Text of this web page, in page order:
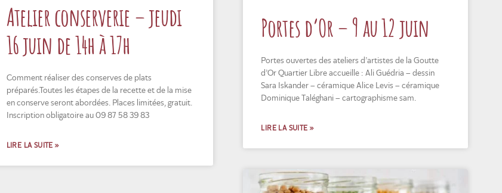
Portes d’Or – 9 au 12 juin
Portes ouvertes des ateliers d’artistes de la Goutte
d’Or Quartier Libre accueille : Ali Guédria – dessin
Sara Iskander – céramique Alice Levis – céramique
Dominique Taléghani – cartographisme sam.
LIRE LA SUITE »
Atelier conserverie – jeudi
16 juin de 14h à 17h
Comment réaliser des conserves de plats
préparés.Toutes les étapes de la recette et de la mise
en conserve seront abordées. Places limitées, gratuit.
Inscription obligatoire au 09 87 58 39 83
LIRE LA SUITE »